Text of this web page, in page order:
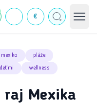
€
mexiko pláže
wellness
raj Mexika